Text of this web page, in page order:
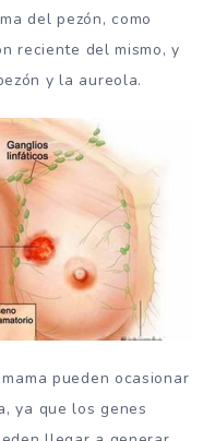
del pezón, como
reciente del mismo, y
y la aureola.
pueden ocasionar
ya que los genes